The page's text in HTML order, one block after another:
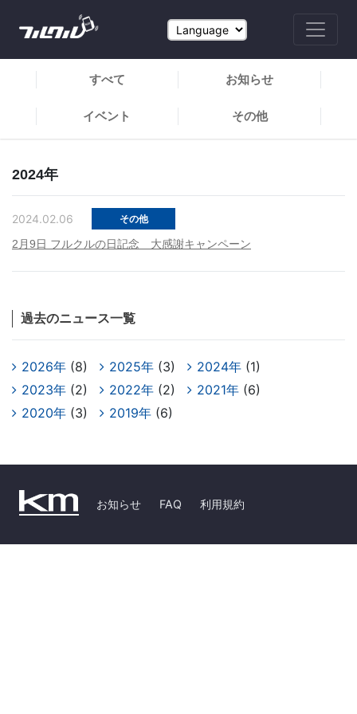
すべて お知らせ
イベント その他
2024年
2024.02.06 その他
2月9日 フルクルの日記念 大感謝キャンペーン
過去のニュース一覧
2026年 (8) 2025年 (3) 2024年 (1)
2023年 (2) 2022年 (2) 2021年 (6)
2020年 (3) 2019年 (6)
お知らせ FAQ 利用規約